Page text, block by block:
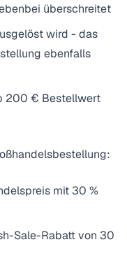
überschreitet
wird - das
ebenfalls
200 € Bestellwert
mit 30 %
Sale-Rabatt von 30